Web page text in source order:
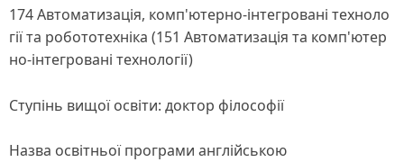
174 Автоматизація, комп'ютерно-інтегровані техноло
гії та робототехніка (151 Автоматизація та комп'ютер
но-інтегровані технології)
Ступінь вищої освіти: доктор філософії
Назва освітньої програми англійською